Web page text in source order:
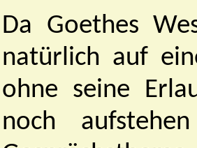
Da Goethes
natürlich auf
ohne seine
noch